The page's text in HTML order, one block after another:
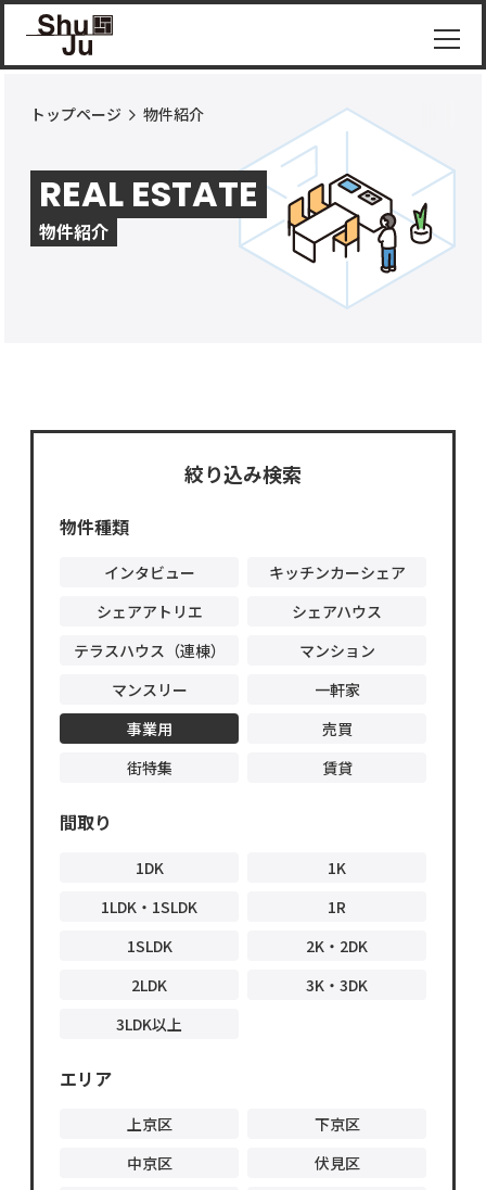
物件
ShuJu
につ
いて
ー・管
トップページ 物件紹介
REAL ESTATE
物件紹介
絞り込み検索
物件種類
インタビュー
キッチンカーシェア
シェアアトリエ
シェアハウス
テラスハウス（連棟）
マンション
マンスリー
一軒家
事業用
売買
街特集
賃貸
間取り
1DK
1K
1LDK・1SLDK
1R
1SLDK
2K・2DK
2LDK
3K・3DK
3LDK以上
エリア
上京区
下京区
中京区
伏見区